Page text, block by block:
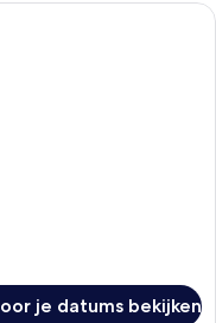
met een jacuzzi,
je datums bekijken